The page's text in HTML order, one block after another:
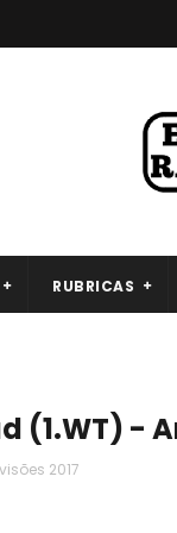
RUBRICAS
(1.WT) -
2017